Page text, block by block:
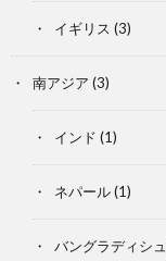
イギリス (3)
南アジア (3)
インド (1)
ネパール(1)
バングラディシュ